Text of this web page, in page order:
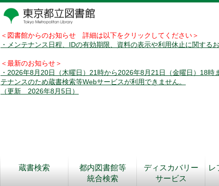
＜図書館からのお知らせ 詳細は以下をクリックしてください＞
・メンテナンス日程、IDの有効期限、資料の表示や利用休止に関する
＜最新のお知らせ＞
・2026年8月20日（木曜日）21時から2026年8月21日（金曜日）18時
テナンスのため蔵書検索等Webサービスが利用できません。
（更新 2026年8月5日）
蔵書検索
都内図書館等
統合検索
ディスカバリー
サービス
レ